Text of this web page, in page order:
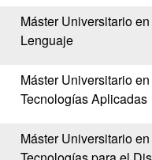
Máster Universitario
Lenguaje
Máster Universitario
Tecnologías Aplicadas
Máster Universitario